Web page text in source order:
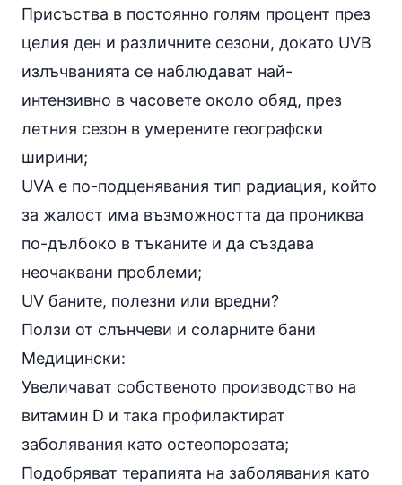
Присъства в постоянно голям процент през
целия ден и различните сезони, докато UVB
излъчванията се наблюдават най-
интензивно в часовете около обяд, през
летния сезон в умерените географски
ширини;
UVA е по-подценявания тип радиация, който
за жалост има възможността да прониква
по-дълбоко в тъканите и да създава
неочаквани проблеми;
UV баните, полезни или вредни?
Ползи от слънчеви и соларните бани
Медицински:
Увеличават собственото производство на
витамин D и така профилактират
заболявания като остеопорозата;
Подобряват терапията на заболявания като